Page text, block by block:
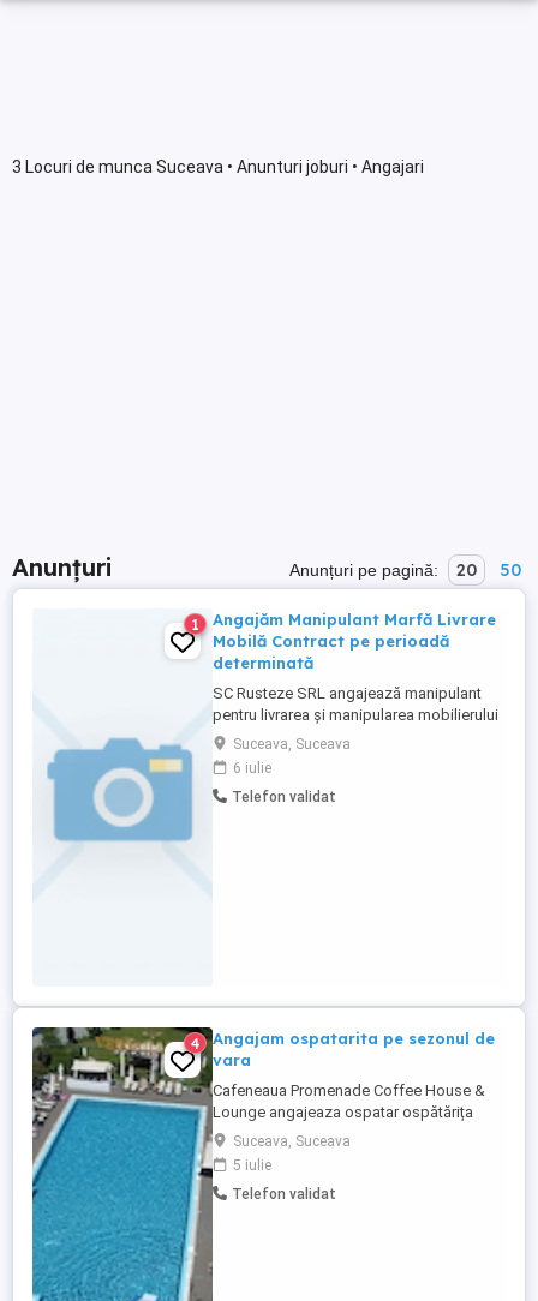
3 Locuri de munca Suceava • Anunturi joburi • Angajari
Anunțuri Anunțuri pe pagină: 20 50
1
Angajăm Manipulant Marfă Livrare
Mobilă Contract pe perioadă
determinată
SC Rusteze SRL angajează manipulant
pentru livrarea și manipularea mobilierului
la domiciliul clienților, pe perioadă
determinată de 3 luni. Cerințe:
Disponibilitate pentru efort fizic;
Seriozitate și punctualitate; Capacitate de
Suceava, Suceava
6 iulie
Telefon validat
4
Angajam ospatarita pe sezonul de
vara
Cafeneaua Promenade Coffee House &
Lounge angajeaza ospatar ospătărița
pentru sezonul de vara. Minim 18 ani.
Pentru mai multe detalii sunați la numărul
de telefon
Suceava, Suceava
5 iulie
Telefon validat